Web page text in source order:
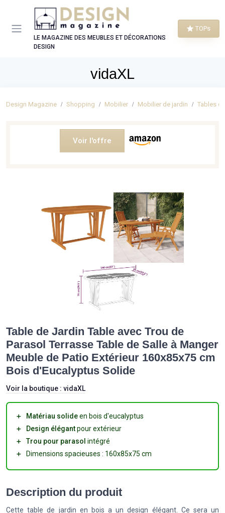
LE MAGAZINE DES MEUBLES ET DÉCORATIONS
DESIGN
TOPs
vidaXL
Design Magazine Shopping Mobilier Mobilier de jardin Tables
Voir l'offre
Table de Jardin Table avec Trou de
Parasol Terrasse Table de Salle à Manger
Meuble de Patio Extérieur 160x85x75 cm
Bois d'Eucalyptus Solide
Voir la boutique : vidaXL
＋ Matériau solideen bois d'eucalyptus
＋
Design élégantpour extérieur
＋
Trou pour parasol intégré
＋
Dimensions spacieuses : 160x85x75 cm
Description du produit
Cette table de jardin en bois a un design élégant. Ce sera un
Panneau de gestion des cookies